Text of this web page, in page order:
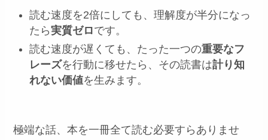
読む速度を2倍にしても、理解度が半分になっ
たら実質ゼロです。
読む速度が遅くても、たった一つの重要なフ
レーズを行動に移せたら、その読書は計り知
れない価値を生みます。
極端な話、本を一冊全て読む必要すらありませ